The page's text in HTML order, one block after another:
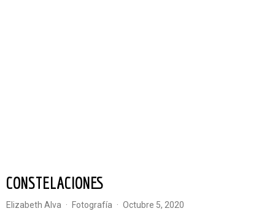
CONSTELACIONES
Elizabeth Alva · Fotografía · octubre 5, 2020